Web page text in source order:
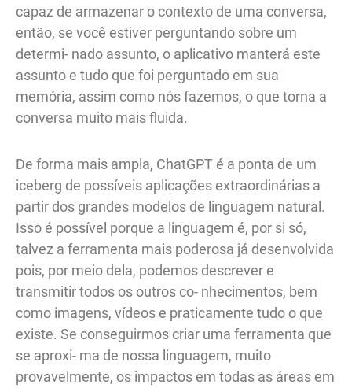
capaz de armazenar o contexto de uma conversa,
então, se você estiver perguntando sobre um
determi- nado assunto, o aplicativo manterá este
assunto e tudo que foi perguntado em sua
memória, assim como nós fazemos, o que torna a
conversa muito mais fluida.
De forma mais ampla, ChatGPT é a ponta de um
iceberg de possíveis aplicações extraordinárias a
partir dos grandes modelos de linguagem natural.
Isso é possível porque a linguagem é, por si só,
talvez a ferramenta mais poderosa já desenvolvida
pois, por meio dela, podemos descrever e
transmitir todos os outros co- nhecimentos, bem
como imagens, vídeos e praticamente tudo o que
existe. Se conseguirmos criar uma ferramenta que
se aproxi- ma de nossa linguagem, muito
provavelmente, os impactos em todas as áreas em